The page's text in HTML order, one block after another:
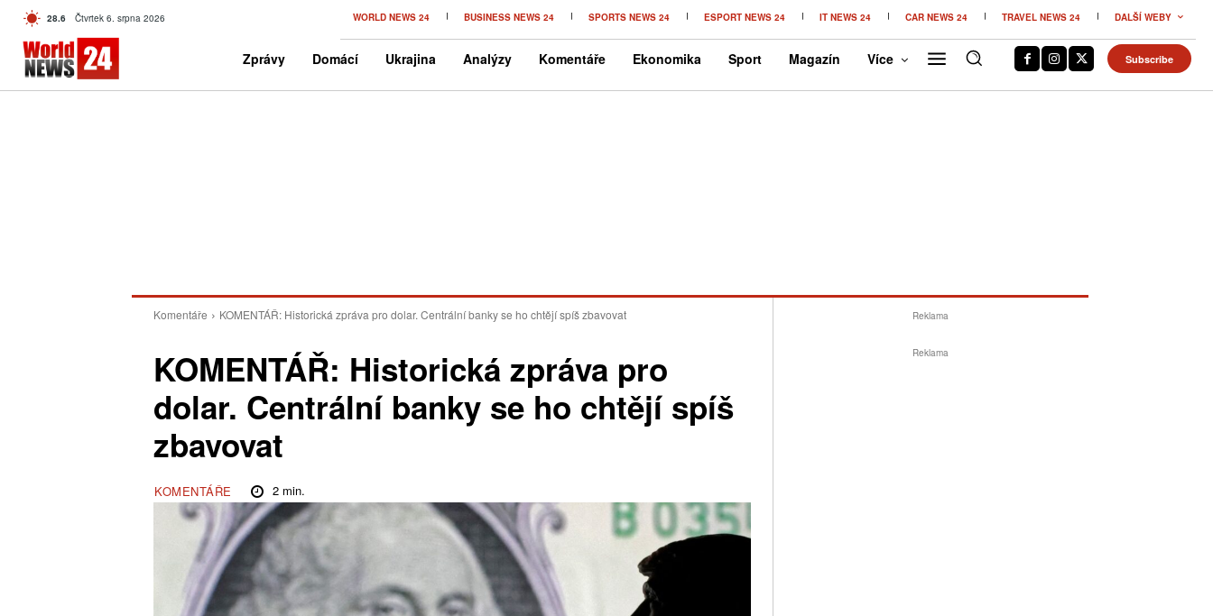
28.6 C Czech
Čtvrtek 6. srpna 2026 WORLD NEWS 24 BUSINESS NEWS 24 SPORTS NEWS 24 ESPORT NEWS 24 IT NEWS 24 CAR NEWS 24 TRAVEL NEWS 24 DALŠÍ WEBY
Zprávy Domácí Ukrajina Analýzy Komentáře Ekonomika Sport Magazín Více Subscribe
Komentáře KOMENTÁŘ: Historická zpráva pro dolar. Centrální banky se ho chtějí spíš zbavovat
KOMENTÁŘ: Historická zpráva pro
dolar. Centrální banky se ho chtějí spíš
zbavovat
KOMENTÁŘE 2min.
Reklama
Reklama